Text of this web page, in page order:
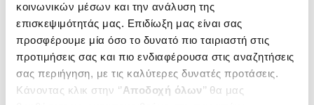
κοινωνικών μέσων και την ανάλυση της
επισκεψιμότητάς μας. Επιδίωξη μας είναι σας
προσφέρουμε μία όσο το δυνατό πιο ταιριαστή στις
προτιμήσεις σας και πιο ενδιαφέρουσα στις αναζητήσεις
σας περιήγηση, με τις καλύτερες δυνατές προτάσεις.
Κάνοντας κλικ στην ‘’Αποδοχή όλων’’ θα μας